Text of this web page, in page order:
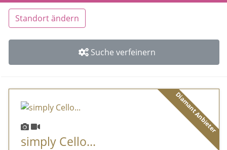
Standort ändern
Suche verfeinern
Diamant Anbieter
simply Cello...